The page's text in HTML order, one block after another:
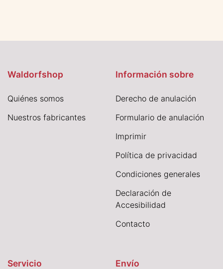
Waldorfshop
Quiénes somos
Nuestros fabricantes
Información sobre
Derecho de anulación
Formulario de anulación
Imprimir
Política de privacidad
Condiciones generales
Declaración de
Accesibilidad
Contacto
Servicio Envío